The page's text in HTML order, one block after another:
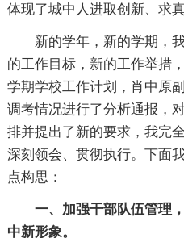
体现了城中人进取创新、求
新的学年，新的学期，我
的工作目标，新的工作举措
学期学校工作计划，肖中原
调考情况进行了分析通报，
排并提出了新的要求，我完
深刻领会、贯彻执行。下面
点构思：
一、加强干部队伍管理，
中新形象。